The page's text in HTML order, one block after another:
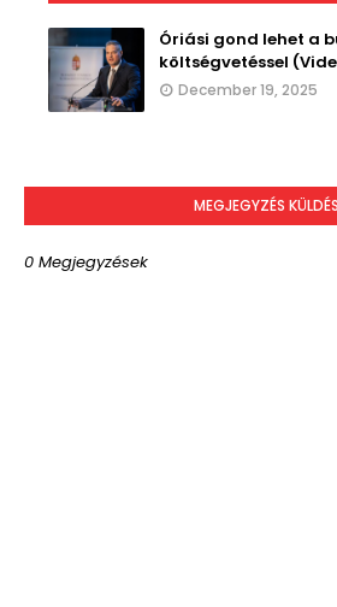
Óriási gond lehet a
költségvetéssel
December 19, 2025
MEGJEGYZÉS
0 Megjegyzések